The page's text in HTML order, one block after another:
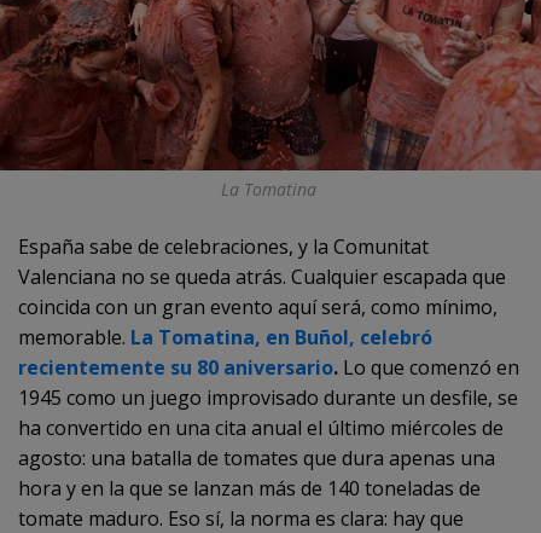
La Tomatina
España sabe de celebraciones, y la Comunitat
Valenciana no se queda atrás. Cualquier escapada que
coincida con un gran evento aquí será, como mínimo,
memorable. La Tomatina, en Buñol, celebró
recientemente su 80 aniversario. Lo que comenzó en
1945 como un juego improvisado durante un desfile, se
ha convertido en una cita anual el último miércoles de
agosto: una batalla de tomates que dura apenas una
hora y en la que se lanzan más de 140 toneladas de
tomate maduro. Eso sí, la norma es clara: hay que